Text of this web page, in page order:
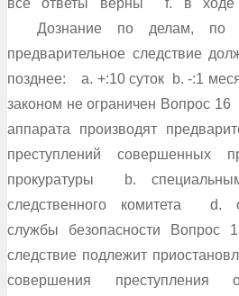
Дознание по делам, по
предварительное следствие
позднее: a. +:10 суток b. -:1
законом не ограничен Вопрос
аппарата производят
преступлений
прокуратуры b.
следственного комитета d.
службы безопасности
следствие подлежит
совершения преступления